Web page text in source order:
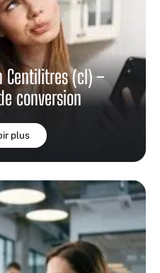
(cl) –
conversion
plus